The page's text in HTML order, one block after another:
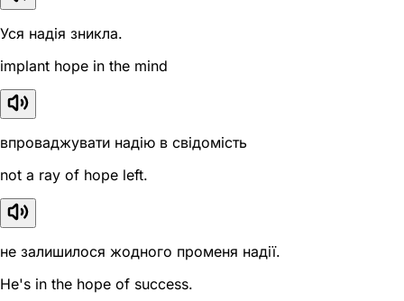
Уся надія зникла.
implant hope in the mind
впроваджувати надію в свідомість
not a ray of hope left.
не залишилося жодного променя надії.
He's in the hope of success.